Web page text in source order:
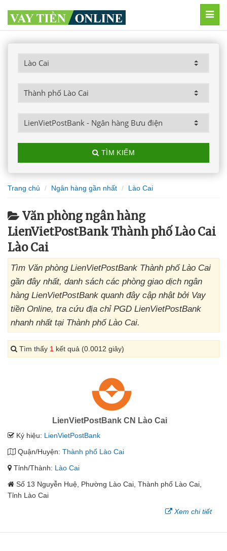
TÌM KIẾM
Trang chủ Ngân hàng gần nhất Lào Cai
Văn phòng ngân hàng
LienVietPostBank Thành phố Lào Cai
Lào Cai
Tìm Văn phòng LienVietPostBank Thành phố Lào Cai
gần đây nhất, danh sách các phòng giao dịch ngân
hàng LienVietPostBank quanh đây cập nhật bởi Vay
tiền Online, tra cứu địa chỉ PGD LienVietPostBank
nhanh nhất tại Thành phố Lào Cai.
Tìm thấy 1 kết quả (0.0012 giây)
LienVietPostBank CN Lào Cai
Ký hiệu: LienVietPostBank
Quận/Huyện: Thành phố Lào Cai
Tỉnh/Thành: Lào Cai
Số 13 Nguyễn Huệ, Phường Lào Cai, Thành phố Lào Cai,
Tỉnh Lào Cai
Xem chi tiết